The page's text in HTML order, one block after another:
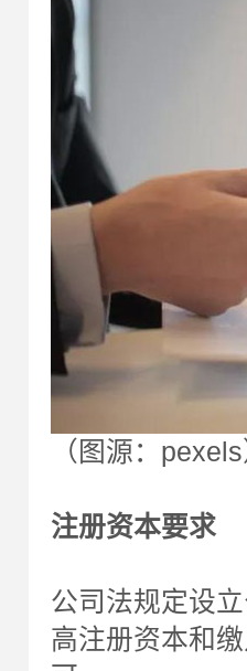
（图源：
注册资本要求
公司法规定设
高注册资本和